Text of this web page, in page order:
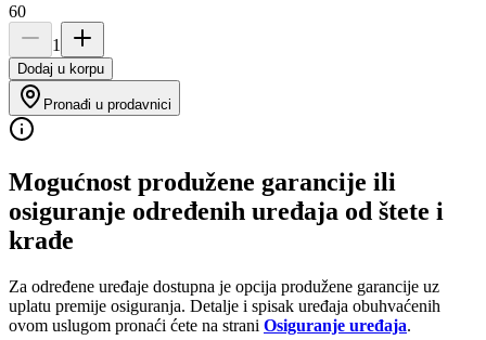
60
1
Dodaj u korpu
Pronađi u prodavnici
Mogućnost produžene garancije ili
osiguranje određenih uređaja od štete i
krađe
Za određene uređaje dostupna je opcija produžene garancije uz
uplatu premije osiguranja. Detalje i spisak uređaja obuhvaćenih
ovom uslugom pronaći ćete na strani Osiguranje uređaja.